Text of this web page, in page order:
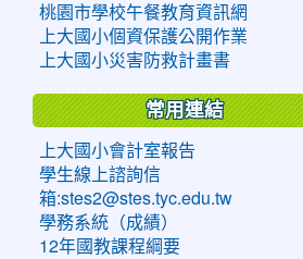
桃園市學校午餐教育資訊網
上大國小個資保護公開作業
上大國小災害防救計畫書
常用連結
上大國小會計室報告
學生線上諮詢信
箱:stes2@stes.tyc.edu.tw
學務系統（成績）
12年國教課程綱要